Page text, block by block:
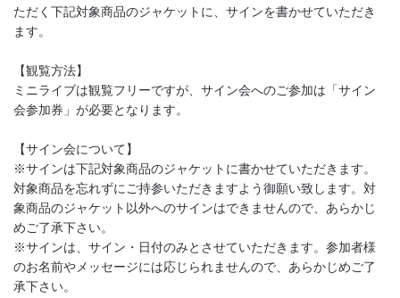
ただく下記対象商品のジャケットに、サインを書かせていただき
ます。
【観覧方法】
ミニライブは観覧フリーですが、サイン会へのご参加は「サイン
会参加券」が必要となります。
【サイン会について】
※サインは下記対象商品のジャケットに書かせていただきます。
対象商品を忘れずにご持参いただきますよう御願い致します。対
象商品のジャケット以外へのサインはできませんので、あらかじ
めご了承下さい。
※サインは、サイン・日付のみとさせていただきます。参加者様
のお名前やメッセージには応じられませんので、あらかじめご了
承下さい。